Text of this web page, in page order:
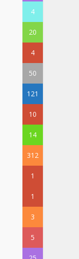
4
20
4
50
121
10
14
312
1
1
3
5